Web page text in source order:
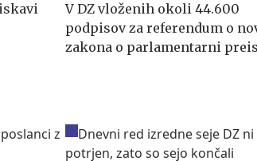
V DZ vloženih okoli 44.600
podpisov za referendum o
zakona o parlamentarni